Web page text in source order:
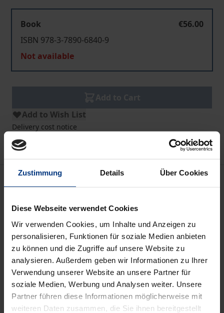
Zustimmung Details Über Cookies
Diese Webseite verwendet Cookies
Wir verwenden Cookies, um Inhalte und Anzeigen zu
personalisieren, Funktionen für soziale Medien anbieten
zu können und die Zugriffe auf unsere Website zu
analysieren. Außerdem geben wir Informationen zu Ihrer
Verwendung unserer Website an unsere Partner für
soziale Medien, Werbung und Analysen weiter. Unsere
Partner führen diese Informationen möglicherweise mit
weiteren Daten zusammen, die Sie ihnen bereitgestellt
Book
€56.00
ISBN 978-3-7890-6840-9
Not available
Add to Wish List
Delivery cost notice
Description
In Fragen eines New Public Managements gilt die
deutsche Bundesverwaltung im internationalen
Vergleich wie auch gegenüber den Ländern und den
Kommunen als Nachzügler.
Vor dem Hintergrund der Hauptstadtentscheidung,
des Regierungsumzuges nach Berlin und der
Einsetzung eines Sachverständigenrates »Schlanker
Staat« stellen die Verfasser die Maßnahmen zur